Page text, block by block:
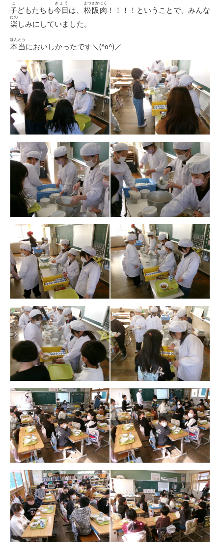
子
こ
どもたちも今日
きょう
は、 松阪肉
まつさかにく
！！！！ということで、みんな
楽
たの
しみにしていました。
本当
ほんとう
においしかったです＼(^o^)／